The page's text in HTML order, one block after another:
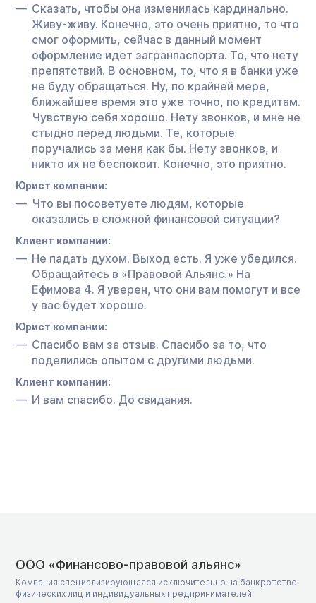
Сказать, чтобы она изменилась кардинально.
Живу-живу. Конечно, это очень приятно, то что
смог оформить, сейчас в данный момент
оформление идет загранпаспорта. То, что нету
препятствий. В основном, то, что я в банки уже
не буду обращаться. Ну, по крайней мере,
ближайшее время это уже точно, по кредитам.
Чувствую себя хорошо. Нету звонков, и мне не
стыдно перед людьми. Те, которые
поручались за меня как бы. Нету звонков, и
никто их не беспокоит. Конечно, это приятно.
Юрист компании:
Что вы посоветуете людям, которые
оказались в сложной финансовой ситуации?
Клиент компании:
Не падать духом. Выход есть. Я уже убедился.
Обращайтесь в «Правовой Альянс.» На
Ефимова 4. Я уверен, что они вам помогут и все
у вас будет хорошо.
Юрист компании:
Спасибо вам за отзыв. Спасибо за то, что
поделились опытом с другими людьми.
Клиент компании:
И вам спасибо. До свидания.
ООО «Финансово-правовой альянс»
Компания специализирующаяся исключительно на банкротстве
физических лиц и индивидуальных предпринимателей